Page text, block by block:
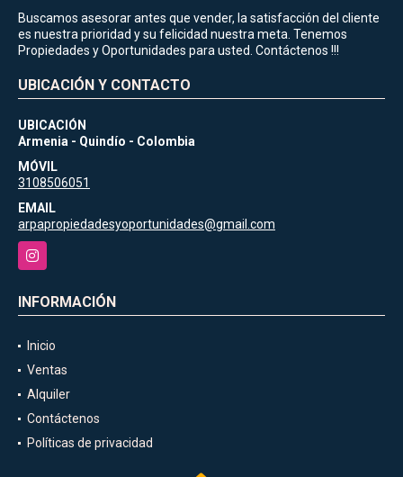
Buscamos asesorar antes que vender, la satisfacción del cliente
es nuestra prioridad y su felicidad nuestra meta. Tenemos
Propiedades y Oportunidades para usted. Contáctenos !!!
UBICACIÓN Y CONTACTO
UBICACIÓN
Armenia - Quindío - Colombia
MÓVIL
3108506051
EMAIL
arpapropiedadesyoportunidades@gmail.com
Instagram
INFORMACIÓN
Inicio
Ventas
Alquiler
Contáctenos
Políticas de privacidad